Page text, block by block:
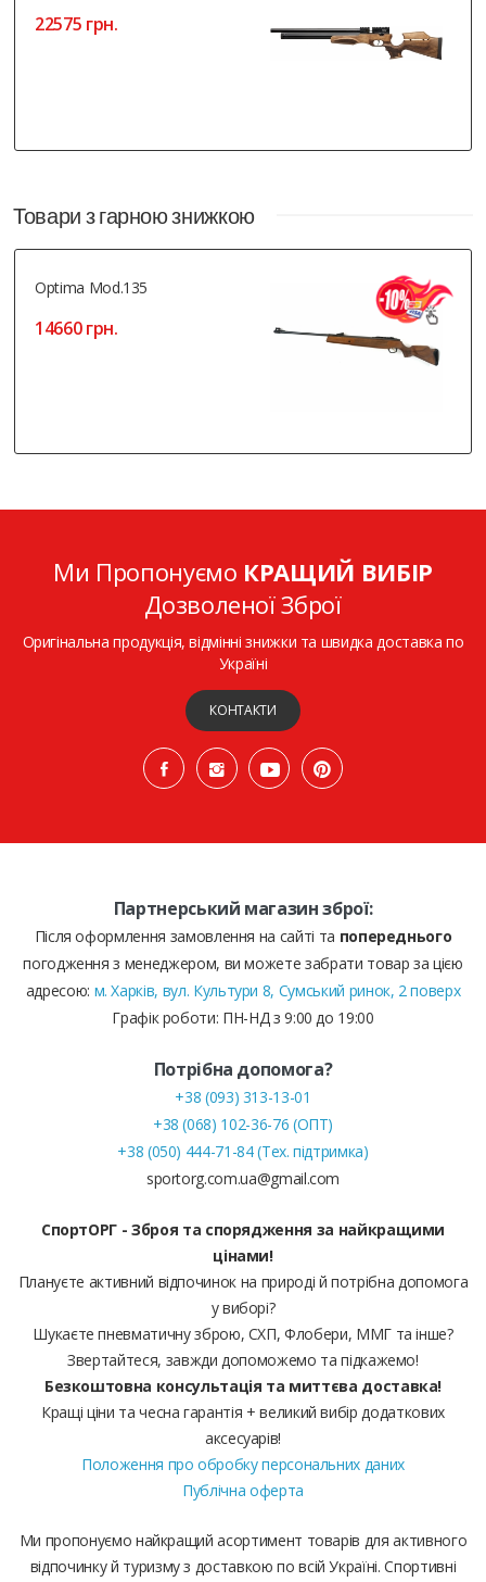
22575 грн.
Товари з гарною знижкою
Optima Mod.135
14660 грн.
Ми Пропонуємо КРАЩИЙ ВИБІР
Дозволеної Зброї
Оригінальна продукція, відмінні знижки та швидка доставка по
Україні
КОНТАКТИ
Партнерський магазин зброї:
Після оформлення замовлення на сайті та попереднього
погодження з менеджером, ви можете забрати товар за цією
адресою: м. Харків, вул. Культури 8, Сумський ринок, 2 поверх
Графік роботи: ПН-НД з 9:00 до 19:00
Потрібна допомога?
+38 (093) 313-13-01
+38 (068) 102-36-76 (ОПТ)
+38 (050) 444-71-84 (Тех. підтримка)
sportorg.com.ua@gmail.com
СпортОРГ - Зброя та спорядження за найкращими
цінами!
Плануєте активний відпочинок на природі й потрібна допомога
у виборі?
Шукаєте пневматичну зброю, СХП, Флобери, ММГ та інше?
Звертайтеся, завжди допоможемо та підкажемо!
Безкоштовна консультація та миттєва доставка!
Кращі ціни та чесна гарантія + великий вибір додаткових
аксесуарів!
Положення про обробку персональних даних
Публічна оферта
Ми пропонуємо найкращий асортимент товарів для активного
відпочинку й туризму з доставкою по всій Україні. Спортивні